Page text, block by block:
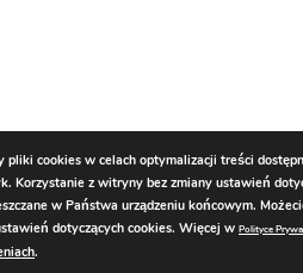
pliki cookies w celach optymalizacji treści
Korzystanie z witryny bez zmiany ustawień
w Państwa urządzeniu końcowym.
dotyczących cookies. Więcej w Polityce
.